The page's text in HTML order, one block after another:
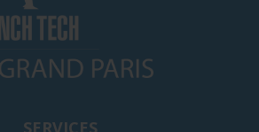
SERVICES